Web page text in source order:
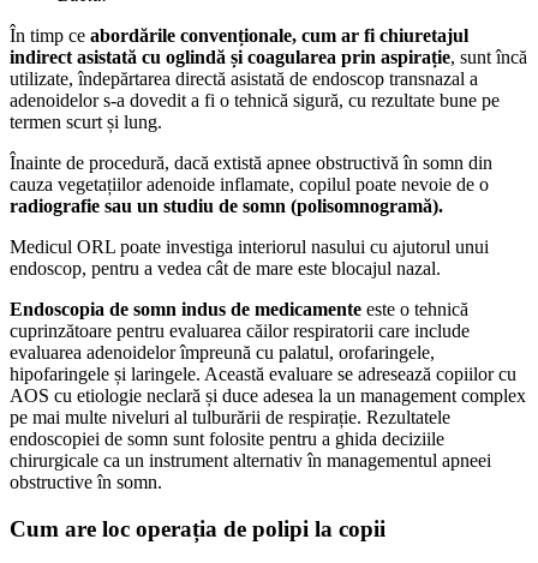
În timp ce abordările convenționale, cum ar fi chiuretajul
indirect asistată cu oglindă și coagularea prin aspirație, sunt încă
utilizate, îndepărtarea directă asistată de endoscop transnazal a
adenoidelor s-a dovedit a fi o tehnică sigură, cu rezultate bune pe
termen scurt și lung.
Înainte de procedură, dacă extistă apnee obstructivă în somn din
cauza vegetațiilor adenoide inflamate, copilul poate nevoie de o
radiografie sau un studiu de somn (polisomnogramă).
Medicul ORL poate investiga interiorul nasului cu ajutorul unui
endoscop, pentru a vedea cât de mare este blocajul nazal.
Endoscopia de somn indus de medicamente este o tehnică
cuprinzătoare pentru evaluarea căilor respiratorii care include
evaluarea adenoidelor împreună cu palatul, orofaringele,
hipofaringele și laringele. Această evaluare se adresează copiilor cu
AOS cu etiologie neclară și duce adesea la un management complex
pe mai multe niveluri al tulburării de respirație. Rezultatele
endoscopiei de somn sunt folosite pentru a ghida deciziile
chirurgicale ca un instrument alternativ în managementul apneei
obstructive în somn.
Cum are loc operația de polipi la copii